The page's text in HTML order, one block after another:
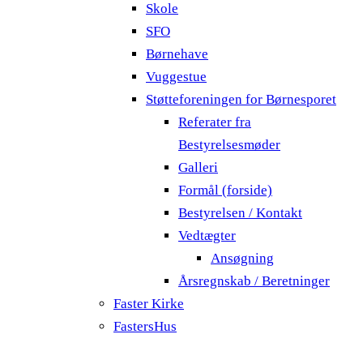
Skole
SFO
Børnehave
Vuggestue
Støtteforeningen for Børnesporet
Referater fra
Bestyrelsesmøder
Galleri
Formål (forside)
Bestyrelsen / Kontakt
Vedtægter
Ansøgning
Årsregnskab / Beretninger
Faster Kirke
FastersHus